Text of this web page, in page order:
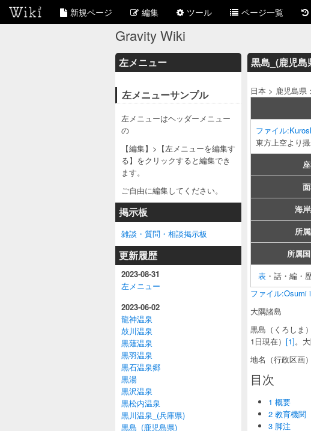
新規ページ 編集 ツール ページ一覧
Gravity Wiki
左メニュー
左メニューサンプル
左メニューはヘッダーメニュー
の
【編集】>【左メニューを編集す
る】をクリックすると編集でき
ます。
ご自由に編集してください。
掲示板
雑談・質問・相談掲示板
更新履歴
2023-08-31
左メニュー
2023-06-02
龍神温泉
鼓川温泉
黒薙温泉
黒羽温泉
黒石温泉郷
黒湯
黒沢温泉
黒松内温泉
黒川温泉_(兵庫県)
黒島_(鹿児島県)
黒島_(鹿児島
日本 > 鹿児島県
ファイル
東方上空より
海
所
所属
表 ・話・編・
ファイル:Osumi
大隅諸島
黒島（くろしま
1日現在） [1]。
地名（行政区画
目次
1 概要
2 教育機関
3 脚注